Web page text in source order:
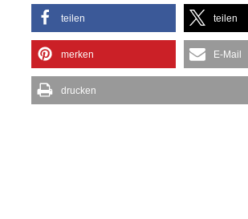
teilen teilen
merken E-Mail
drucken